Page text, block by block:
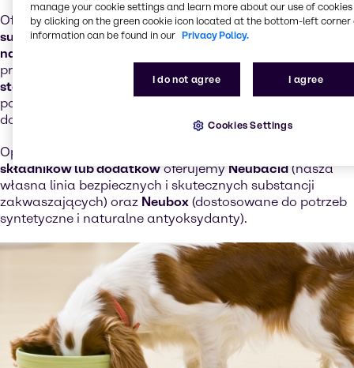
Oferujemyszeroki wybór środków konserwujących,
substancji zakwaszających, humektantów oraz
naturalnych i syntetycznych antyoksydantów,
profesjonalne
stosowania i dozowania produktów.
Oferujemy również
pomoc w wyborze odpowiedniej kompozycji produktów,
dostosowanej do potrzeb klienta.
Oprócz
składników lub dodatkówoferujemyNeubacid(nasza
własna linia bezpiecznych i skutecznych substancji
zakwaszających) oraz Neubox (dostosowane do potrzeb
syntetyczne i naturalne antyoksydanty).
manage your cookie settings and learn more about our use of cookies
by clicking on the green cookie icon located at the bottom-left corner
information can be found in our Privacy Policy.
I do not agree I agree
Cookies Settings